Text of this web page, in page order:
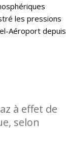
les pressions
Aéroport depuis
à effet de
selon